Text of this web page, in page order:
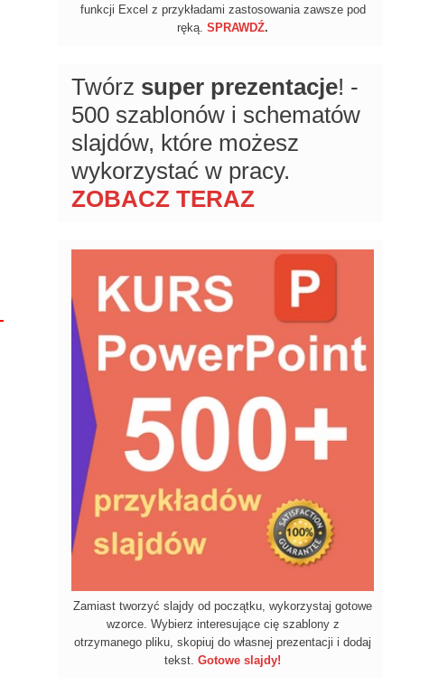
funkcji Excel z przykładami zastosowania zawsze pod
ręką. SPRAWDŹ.
Twórz super prezentacje! -
500 szablonów i schematów
slajdów, które możesz
wykorzystać w pracy.
ZOBACZ TERAZ
Zamiast tworzyć slajdy od początku, wykorzystaj gotowe
wzorce. Wybierz interesujące cię szablony z
otrzymanego pliku, skopiuj do własnej prezentacji i dodaj
tekst. Gotowe slajdy!